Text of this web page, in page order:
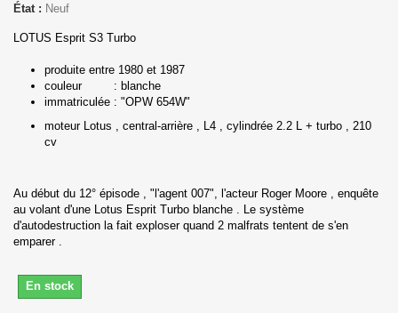
État : Neuf
LOTUS Esprit S3 Turbo
produite entre 1980 et 1987
couleur : blanche
immatriculée : "OPW 654W"
moteur Lotus , central-arrière , L4 , cylindrée 2.2 L + turbo , 210
cv
Au début du 12° épisode , "l'agent 007", l'acteur Roger Moore , enquête
au volant d'une Lotus Esprit Turbo blanche . Le système
d'autodestruction la fait exploser quand 2 malfrats tentent de s'en
emparer .
En stock